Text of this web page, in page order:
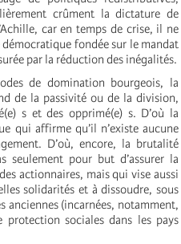
crûment la dictature de
car en temps de crise, il ne
fondée sur le mandat
par la réduction des inégalités.
de domination bourgeois, la
de la passivité ou de la division,
s et des opprimé(e) s. D’où la
qui affirme qu’il n’existe aucune
D’où, encore, la brutalité
seulement pour but d’assurer la
actionnaires, mais qui vise aussi
solidarités et à dissoudre, sous
anciennes (incarnées, notamment,
protection sociales dans les pays